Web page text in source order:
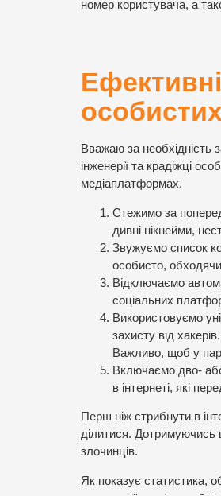
номер користувача, а
Вважаю за необхідність
інженерії та крадіжці
медіаплатформах.
Стежимо за
дивні нікнейми,
Звужуємо список
особисто,
Відключаємо
соціальних
Використовуємо
захисту від
Важливо, щоб у
Включаємо дво-
в інтернеті, які
Перш ніж стрибнути в
ділитися. Дотримуючись
злочинців.
Як показує статистика,